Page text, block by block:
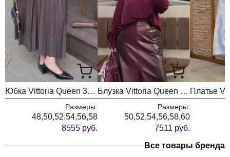
Юбка Vittoria Queen 30453 тауп
Размеры:
48,50,52,54,56,58
8555 руб.
Блузка Vittoria Queen 30103/3 бургунди
Размеры:
50,52,54,56,58,60
7511 руб.
Все товары бренда